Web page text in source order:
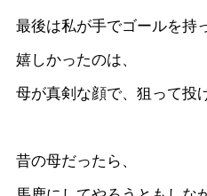
最後は私が手でゴールを持
嬉しかったのは、
母が真剣な顔で、狙って投
昔の母だったら、